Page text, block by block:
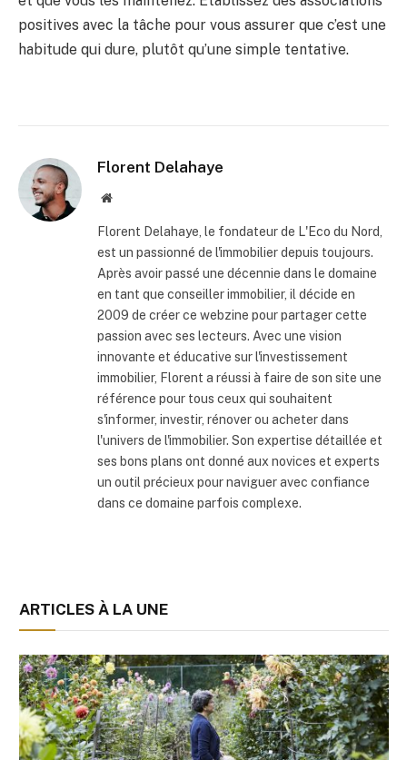
positives avec la tâche pour vous assurer que c’est une
habitude qui dure, plutôt qu’une simple tentative.
Florent Delahaye
Site
Florent Delahaye, le fondateur de L'Eco du Nord,
est un passionné de l'immobilier depuis toujours.
Après avoir passé une décennie dans le domaine
en tant que conseiller immobilier, il décide en
2009 de créer ce webzine pour partager cette
passion avec ses lecteurs. Avec une vision
innovante et éducative sur l'investissement
immobilier, Florent a réussi à faire de son site une
référence pour tous ceux qui souhaitent
s'informer, investir, rénover ou acheter dans
l'univers de l'immobilier. Son expertise détaillée et
ses bons plans ont donné aux novices et experts
un outil précieux pour naviguer avec confiance
dans ce domaine parfois complexe.
ARTICLES À LA UNE